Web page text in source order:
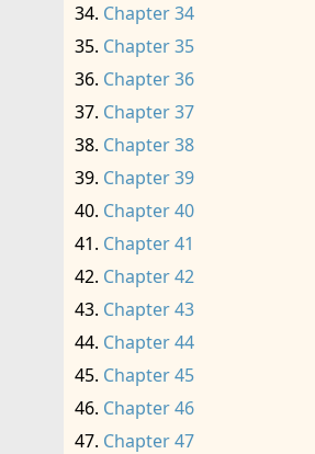
Chapter 34
Chapter 35
Chapter 36
Chapter 37
Chapter 38
Chapter 39
Chapter 40
Chapter 41
Chapter 42
Chapter 43
Chapter 44
Chapter 45
Chapter 46
Chapter 47